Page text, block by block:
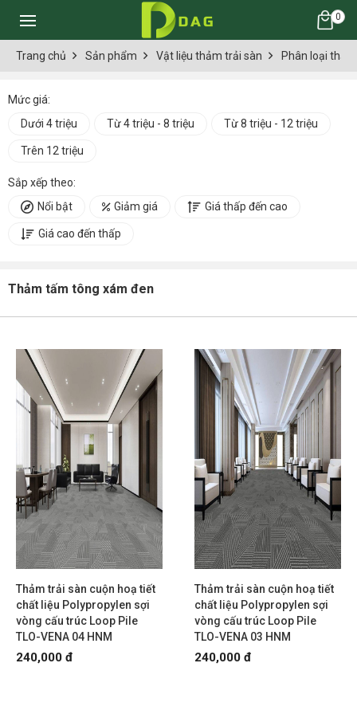
0
Trang chủ Sản phẩm Vật liệu thảm trải sàn Phân loại
Mức giá:
Dưới 4 triệu
Từ 4 triệu - 8 triệu Từ 8 triệu - 12 triệu
Trên 12 triệu
Sắp xếp theo:
Nổi bật
Giảm giá Giá thấp đến cao
Giá cao đến thấp
Thảm tấm tông xám đen
Thảm trải sàn cuộn hoạ tiết
chất liệu Polypropylen sợi
vòng cấu trúc Loop Pile
TLO-VENA 04 HNM
240,000 đ
Thảm trải sàn cuộn hoạ tiết
chất liệu Polypropylen sợi
vòng cấu trúc Loop Pile
TLO-VENA 03 HNM
240,000 đ